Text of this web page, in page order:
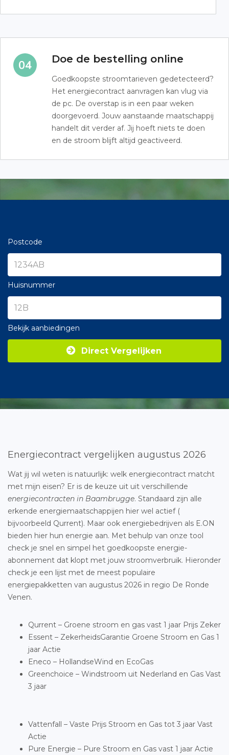
Doe de bestelling online
Goedkoopste stroomtarieven gedetecteerd?
Het energiecontract aanvragen kan vlug via
de pc. De overstap is in een paar weken
doorgevoerd. Jouw aanstaande maatschappij
handelt dit verder af. Jij hoeft niets te doen
en de stroom blijft altijd geactiveerd.
Postcode
Huisnummer
Bekijk aanbiedingen
Direct Vergelijken
Energiecontract vergelijken augustus 2026
Wat jij wil weten is natuurlijk: welk energiecontract matcht
met mijn eisen? Er is de keuze uit uit verschillende
energiecontracten in Baambrugge. Standaard zijn alle
erkende energiemaatschappijen hier wel actief (
bijvoorbeeld Qurrent). Maar ook energiebedrijven als E.ON
bieden hier hun energie aan. Met behulp van onze tool
check je snel en simpel het goedkoopste energie-
abonnement dat klopt met jouw stroomverbruik. Hieronder
check je een lijst met de meest populaire
energiepakketten van augustus 2026 in regio De Ronde
Venen.
Qurrent – Groene stroom en gas vast 1 jaar Prijs Zeker
Essent – ZekerheidsGarantie Groene Stroom en Gas 1
jaar Actie
Eneco – HollandseWind en EcoGas
Greenchoice – Windstroom uit Nederland en Gas Vast
3 jaar
Vattenfall – Vaste Prijs Stroom en Gas tot 3 jaar Vast
Actie
Pure Energie – Pure Stroom en Gas vast 1 jaar Actie